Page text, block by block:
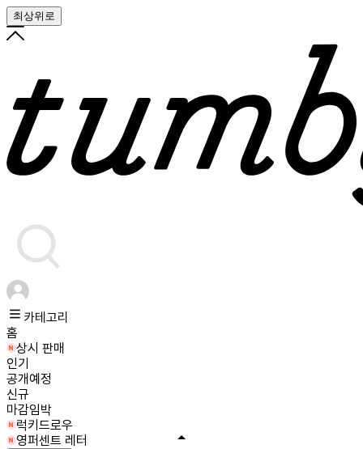
최상위로
카테고리
홈
상시 판매
인기
공개예정
신규
마감임박
럭키드로우
영퍼센트 레터